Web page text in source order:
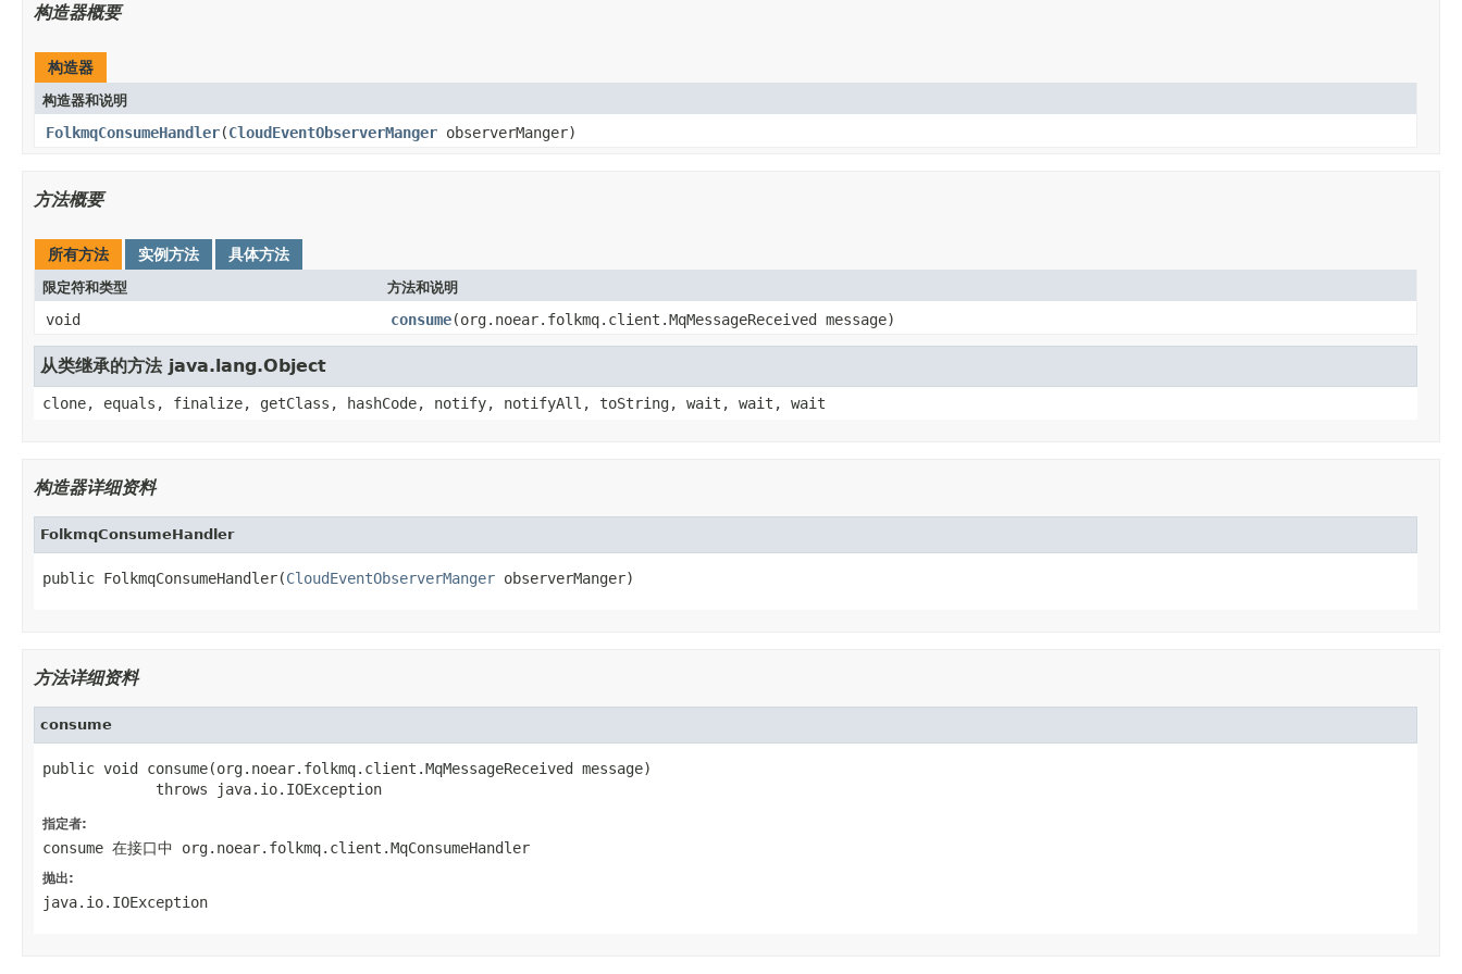
构造器概要
构造器
构造器和说明
FolkmqConsumeHandler(CloudEventObserverManger observerManger)
方法概要
所有方法 实例方法 具体方法
限定符和类型 方法和说明
void consume(org.noear.folkmq.client.MqMessageReceived message)
从类继承的方法 java.lang.Object
clone, equals, finalize, getClass, hashCode, notify, notifyAll, toString, wait, wait, wait
构造器详细资料
FolkmqConsumeHandler
public FolkmqConsumeHandler(CloudEventObserverManger observerManger)
方法详细资料
consume
public void consume(org.noear.folkmq.client.MqMessageReceived message)
             throws java.io.IOException
指定者:
consume 在接口中 org.noear.folkmq.client.MqConsumeHandler
抛出:
java.io.IOException